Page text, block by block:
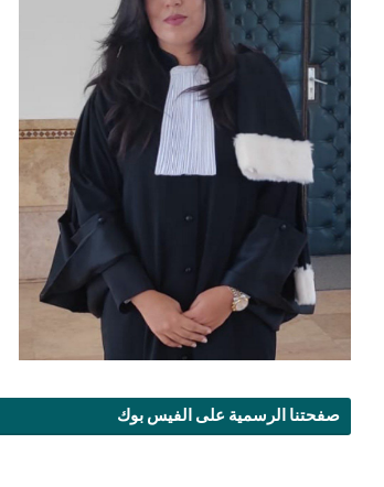
صفحتنا الرسمية على الفيس بوك